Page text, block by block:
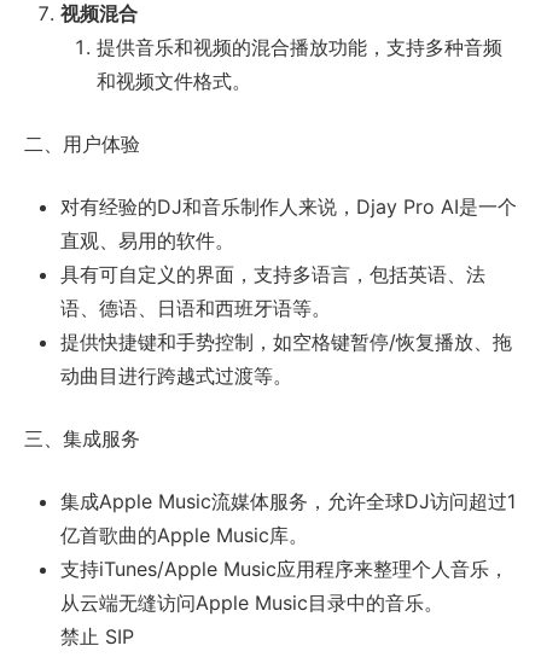
视频混合
提供音乐和视频的混合播放功能，支持多种音频
和视频文件格式。
二、用户体验
对有经验的DJ和音乐制作人来说，Djay Pro AI是一个
直观、易用的软件。
具有可自定义的界面，支持多语言，包括英语、法
语、德语、日语和西班牙语等。
提供快捷键和手势控制，如空格键暂停/恢复播放、拖
动曲目进行跨越式过渡等。
三、集成服务
集成Apple Music流媒体服务，允许全球DJ访问超过1
亿首歌曲的Apple Music库。
支持iTunes/Apple Music应用程序来整理个人音乐，
从云端无缝访问Apple Music目录中的音乐。
禁止 SIP